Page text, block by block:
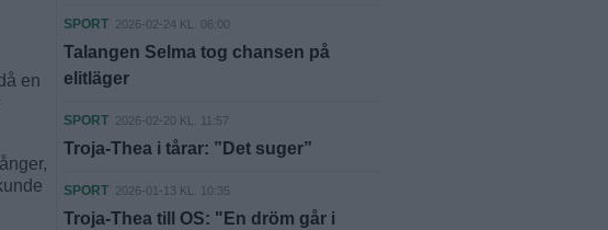
en
SPORT 2026-02-24 KL. 06:00
Talangen Selma tog chansen på
elitläger
SPORT 2026-02-20 KL. 11:57
Troja-Thea i tårar: ”Det suger”
SPORT 2026-01-13 KL. 10:35
Troja-Thea till OS: "En dröm går i